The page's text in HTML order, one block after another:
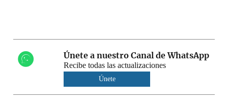
Únete a nuestro Canal de WhatsApp
Recibe todas las actualizaciones
Únete